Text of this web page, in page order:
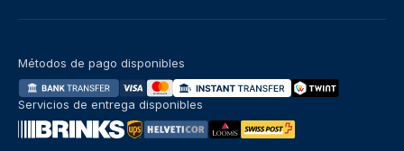
Métodos de pago disponibles
Servicios de entrega disponibles